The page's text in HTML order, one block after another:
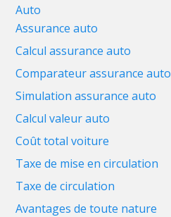
Auto
Assurance auto
Calcul assurance auto
Comparateur assurance auto
Simulation assurance auto
Calcul valeur auto
Coût total voiture
Taxe de mise en circulation
Taxe de circulation
Avantages de toute nature